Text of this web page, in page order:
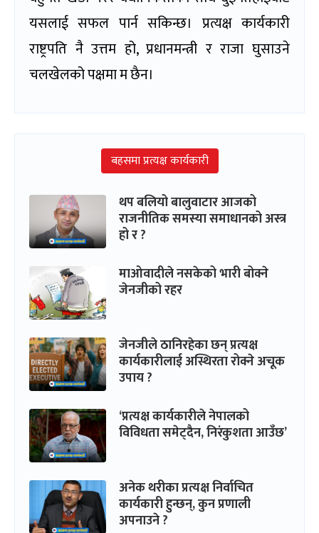
यसलाई सफल पार्न सकिन्छ। प्रत्यक्ष कार्यकारी
राष्ट्रपति नै उत्तम हो, प्रधानमन्त्री र राजा घुसाउने
चलखेलको पक्षमा म छैन।
बहसमा प्रत्यक्ष कार्यकारी
थप बलियो बालुवाटार आजको
राजनीतिक समस्या समाधानको अस्त्र
हो र ?
माओवादीले नसकेको भारी बोक्ने
जेनजीको रहर
जेनजीले ठानिरहेका छन् प्रत्यक्ष
कार्यकारीलाई अस्थिरता रोक्ने अचूक
उपाय ?
‘प्रत्यक्ष कार्यकारीले नेपालको
विविधता समेट्दैन, निरंकुशता आउँछ’
अनेक थरीका प्रत्यक्ष निर्वाचित
कार्यकारी हुन्छन्, कुन प्रणाली
अपनाउने ?